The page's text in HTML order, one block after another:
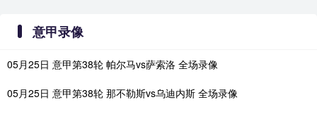
意甲录像
05月25日 意甲第38轮 帕尔马vs萨索洛 全场录像
05月25日 意甲第38轮 那不勒斯vs乌迪内斯 全场录像